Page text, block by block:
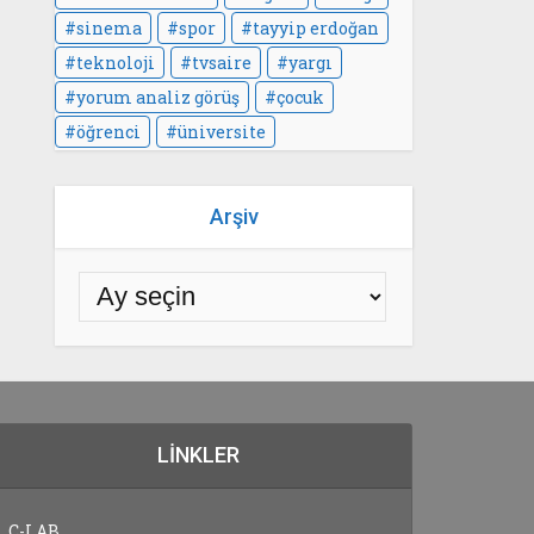
sinema
spor
tayyip erdoğan
teknoloji
tvsaire
yargı
yorum analiz görüş
çocuk
öğrenci
üniversite
Arşiv
LINKLER